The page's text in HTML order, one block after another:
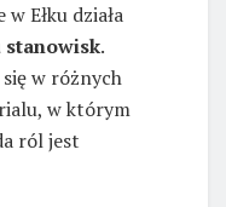
Ełku działa
stanowisk.
w różnych
w którym
ról jest